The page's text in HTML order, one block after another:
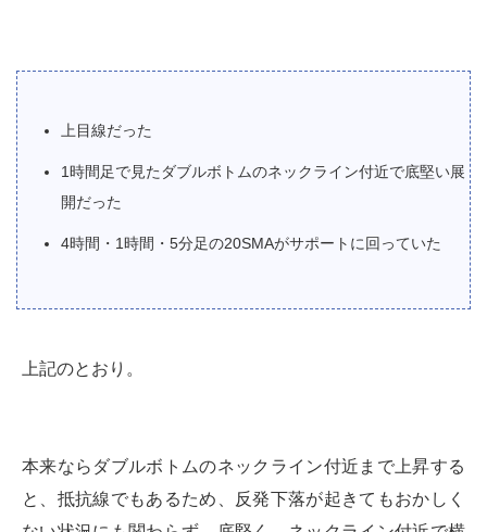
上目線だった
1時間足で見たダブルボトムのネックライン付近で底堅い展
開だった
4時間・1時間・5分足の20SMAがサポートに回っていた
上記のとおり。
本来ならダブルボトムのネックライン付近まで上昇する
と、抵抗線でもあるため、反発下落が起きてもおかしく